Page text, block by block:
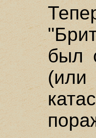
был